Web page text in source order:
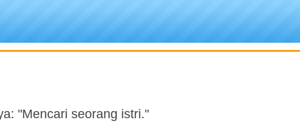
"Mencari seorang istri."